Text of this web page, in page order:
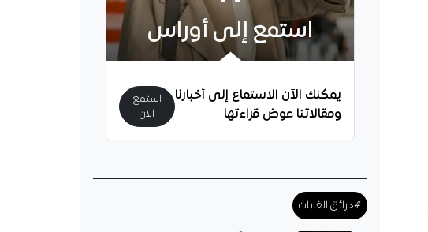
استمع إلى أوراس
يمكنك الآن الاستماع إلى أخبارنا
ومقالاتنا عوض قراءتها
استمع
الآن
#حرائق الغابات